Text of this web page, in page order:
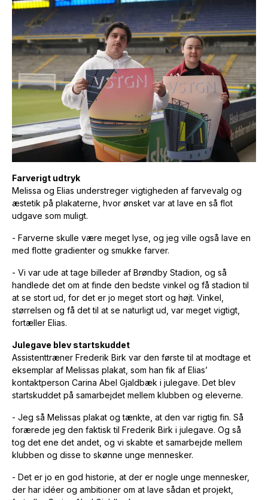
Farverigt udtryk
Melissa og Elias understreger vigtigheden af farvevalg og
æstetik på plakaterne, hvor ønsket var at lave en så flot
udgave som muligt.
- Farverne skulle være meget lyse, og jeg ville også lave en
med flotte gradienter og smukke farver.
- Vi var ude at tage billeder af Brøndby Stadion, og så
handlede det om at finde den bedste vinkel og få stadion til
at se stort ud, for det er jo meget stort og højt. Vinkel,
størrelsen og få det til at se naturligt ud, var meget vigtigt,
fortæller Elias.
Julegave blev startskuddet
Assistenttræner Frederik Birk var den første til at modtage et
eksemplar af Melissas plakat, som han fik af Elias’
kontaktperson Carina Abel Gjaldbæk i julegave. Det blev
startskuddet på samarbejdet mellem klubben og eleverne.
- Jeg så Melissas plakat og tænkte, at den var rigtig fin. Så
forærede jeg den faktisk til Frederik Birk i julegave. Og så
tog det ene det andet, og vi skabte et samarbejde mellem
klubben og disse to skønne unge mennesker.
- Det er jo en god historie, at der er nogle unge mennesker,
der har idéer og ambitioner om at lave sådan et projekt,